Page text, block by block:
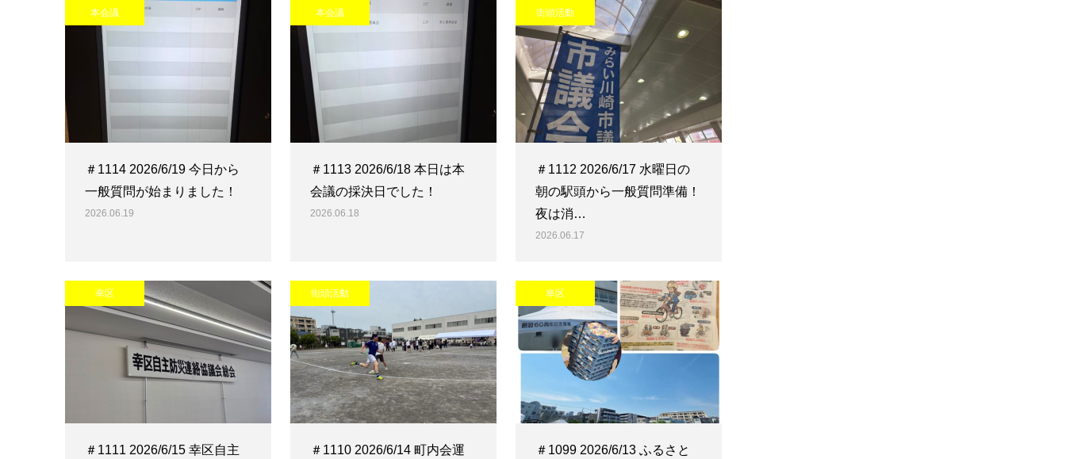
本会議
＃1114 2026/6/19 今日から
一般質問が始まりました！
2026.06.19
本会議
＃1113 2026/6/18 本日は本
会議の採決日でした！
2026.06.18
街頭活動
＃1112 2026/6/17 水曜日の
朝の駅頭から一般質問準備！
夜は消…
2026.06.17
幸区
＃1111 2026/6/15 幸区自主
街頭活動
＃1110 2026/6/14 町内会運
幸区
＃1099 2026/6/13 ふるさと